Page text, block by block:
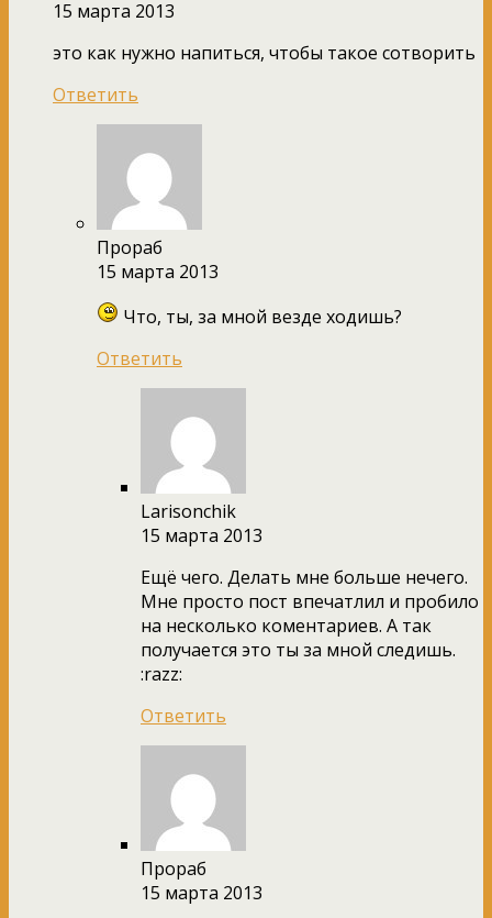
15 марта 2013
это как нужно напиться, чтобы такое сотворить
Ответить
Прораб
15 марта 2013
Что, ты, за мной везде ходишь?
Ответить
Larisonchik
15 марта 2013
Ещё чего. Делать мне больше нечего.
Мне просто пост впечатлил и пробило
на несколько коментариев. А так
получается это ты за мной следишь.
:razz:
Ответить
Прораб
15 марта 2013